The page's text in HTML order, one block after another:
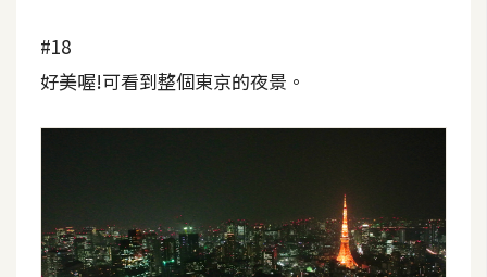
#18
好美喔!可看到整個東京的夜景。